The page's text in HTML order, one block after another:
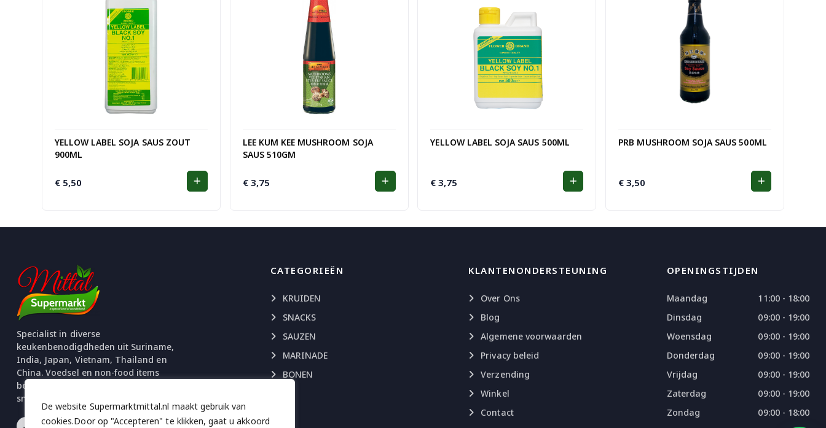
De website Supermarktmittal.nl maakt gebruik van
cookies.Door op "Accepteren" te klikken, gaat u akkoord
YELLOW LABEL SOJA SAUS ZOUT
900ML
€5,50
LEE KUM KEE MUSHROOM SOJA
SAUS 510GM
€3,75
YELLOW LABEL SOJA SAUS 500ML
€ 3,75
PRB MUSHROOM SOJA SAUS 500ML
€ 3,50
Specialist in diverse
keukenbenodigdheden uit Suriname,
India, Japan, Vietnam, Thailand en
China. Voedsel en non-food items
beschikbaar. Uitgebreide selectie
snacks en chips.
CATEGORIEËN
KRUIDEN
SNACKS
SAUZEN
MARINADE
BONEN
KLANTENONDERSTEUNING
Over Ons
Blog
Algemene voorwaarden
Privacy beleid
Verzending
Winkel
Contact
OPENINGSTIJDEN
Maandag
11:00 - 18:00
Dinsdag
09:00 - 19:00
Woensdag
09:00 - 19:00
Donderdag
09:00 - 19:00
Vrijdag
09:00 - 19:00
Zaterdag
09:00 - 19:00
Zondag
09:00 - 18:00